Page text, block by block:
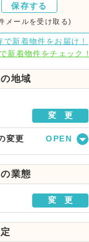
保存する
メールを受け取る)
で新着物件をお届け！
新着物件をチェック！
地域
変 更
変更
・路線から探す
地域から探す
業態
変 更